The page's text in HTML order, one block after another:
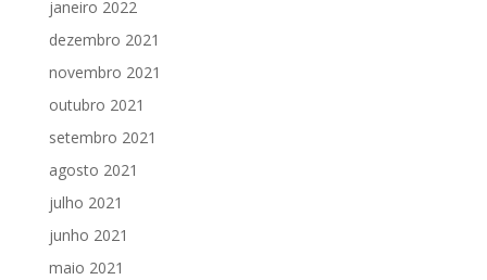
janeiro 2022
dezembro 2021
novembro 2021
outubro 2021
setembro 2021
agosto 2021
julho 2021
junho 2021
maio 2021